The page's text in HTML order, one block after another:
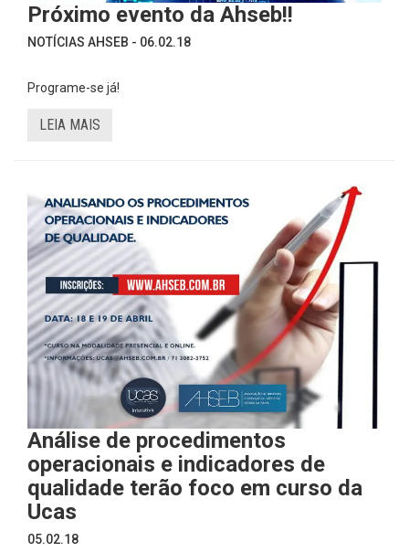
Próximo evento da Ahseb!!
NOTÍCIAS AHSEB - 06.02.18
Programe-se já!
LEIA MAIS
Análise de procedimentos
operacionais e indicadores de
qualidade terão foco em curso da
Ucas
05.02.18